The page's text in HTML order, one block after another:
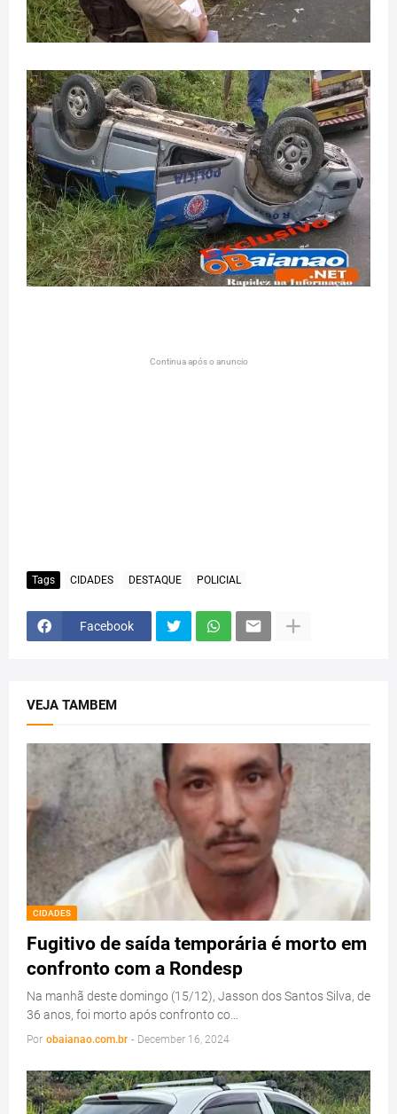
Continua após o anuncio
Tags CIDADES DESTAQUE POLICIAL
Facebook
VEJA TAMBEM
CIDADES
Fugitivo de saída temporária é morto em
confronto com a Rondesp
Na manhã deste domingo (15/12), Jasson dos Santos Silva, de
36 anos, foi morto após confronto co…
Por obaianao.com.br - December 16, 2024